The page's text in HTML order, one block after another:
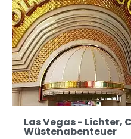
Las Vegas - Lichter,
Wüstenabenteuer